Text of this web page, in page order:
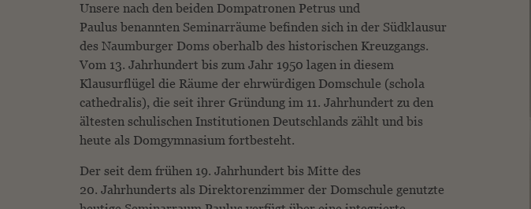
Unsere nach den beiden Dompatronen Petrus und
Paulus benannten Seminarräume befinden sich in der Südklausur
des Naumburger Doms oberhalb des historischen Kreuzgangs.
Vom 13. Jahr­hundert bis zum Jahr 1950 lagen in diesem
Klausurflügel die Räume der ehrwürdigen Domschule (schola
cathedralis), die seit ihrer Gründung im 11. Jahrhundert zu den
ältesten schulischen Institu­tionen Deutschlands zählt und bis
heute als Domgymnasium fortbesteht.
Der seit dem frühen 19. Jahrhundert bis Mitte des
20. Jahrhunderts als Direktorenzimmer der Dom­schule genutzte